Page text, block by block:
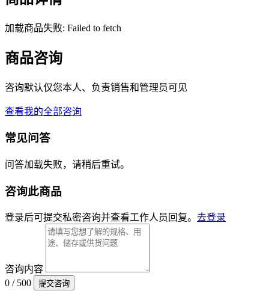
加载商品失败: Failed to fetch
商品咨询
咨询默认仅您本人、负责销售和管理员可见
查看我的全部咨询
常见问答
问答加载失败，请稍后重试。
咨询此商品
登录后可提交私密咨询并查看工作人员回复。 去登录
咨询内容
0 / 500
提交咨询